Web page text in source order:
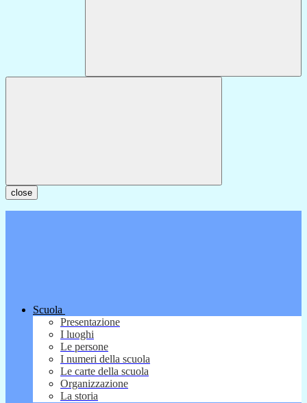
close
Scuola
Presentazione
I luoghi
Le persone
I numeri della scuola
Le carte della scuola
Organizzazione
La storia